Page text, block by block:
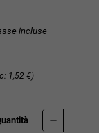
incluse
1,52 €)
remove